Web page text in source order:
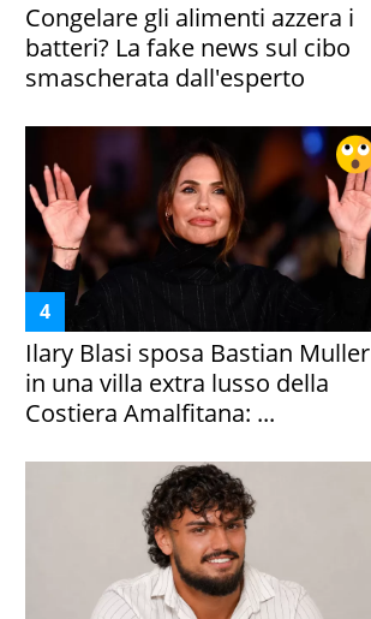
Congelare gli alimenti azzera i
batteri? La fake news sul cibo
smascherata dall'esperto
Ilary Blasi sposa Bastian Muller
in una villa extra lusso della
Costiera Amalfitana: ...